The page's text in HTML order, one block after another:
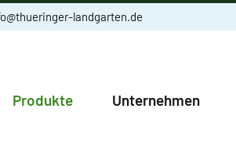
landgarten.de
Produkte Unternehmen